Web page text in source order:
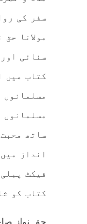
سفر کی
مولانا
سنائی
کتاب میں
مسلمانوں
ساتھ
انداز
فیکٹ
کتاب کو
حق نواز